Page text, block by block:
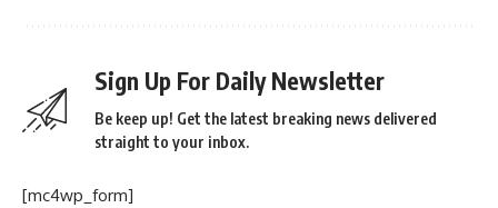
Sign Up For Daily Newsletter
Be keep up! Get the latest breaking news delivered
straight to your inbox.
[mc4wp_form]